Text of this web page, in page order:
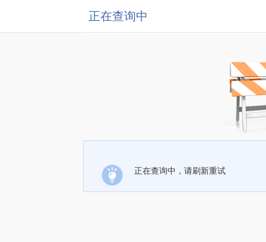
正在查询中
正在查询中，请刷新重试